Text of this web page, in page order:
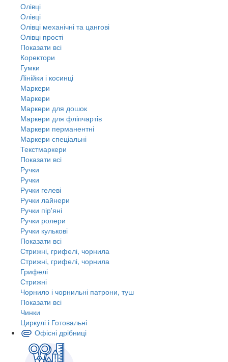
Олівці
Олівці
Олівці механічні та цангові
Олівці прості
Показати всі
Коректори
Гумки
Лінійки і косинці
Маркери
Маркери
Маркери для дошок
Маркери для фліпчартів
Маркери перманентні
Маркери спеціальні
Текстмаркери
Показати всі
Ручки
Ручки
Ручки гелеві
Ручки лайнери
Ручки пір'яні
Ручки ролери
Ручки кулькові
Показати всі
Стрижні, грифелі, чорнила
Стрижні, грифелі, чорнила
Грифелі
Стрижні
Чорнило і чорнильні патрони, туш
Показати всі
Чинки
Циркулі і Готовальні
Офісні дрібниці